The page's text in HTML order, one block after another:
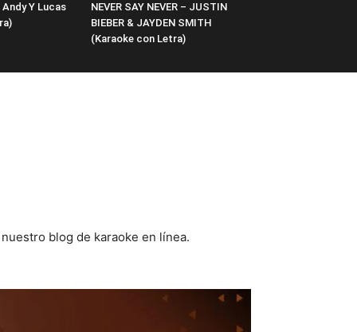
Y Lucas
NEVER SAY NEVER – JUSTIN
BIEBER & JAYDEN SMITH
(Karaoke con Letra)
blog de karaoke en línea.